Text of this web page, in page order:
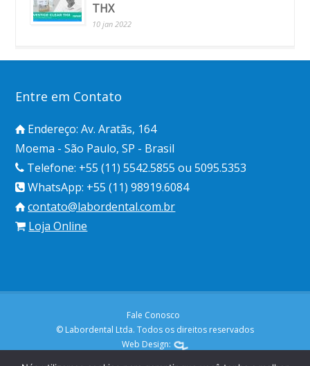
THX
10 jan 2022
Entre em Contato
Endereço: Av. Aratãs, 164
Moema - São Paulo, SP - Brasil
Telefone: +55 (11) 5542.5855 ou 5095.5353
WhatsApp: +55 (11) 98919.6084
contato@labordental.com.br
Loja Online
Fale Conosco
© Labordental Ltda. Todos os direitos reservados
Web Design: